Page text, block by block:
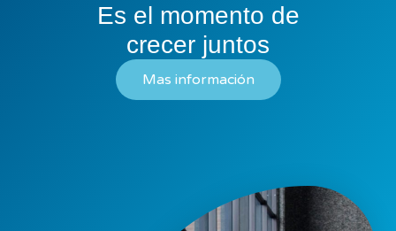
Es el momento de
crecer juntos
Mas información